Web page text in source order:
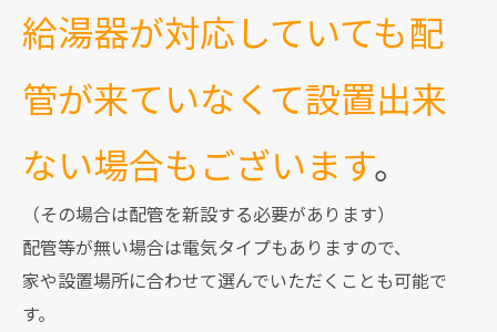
給湯器が対応していても配
管が来ていなくて設置出来
ない場合もございます。
（その場合は配管を新設する必要があります）
配管等が無い場合は電気タイプもありますので、
家や設置場所に合わせて選んでいただくことも可能で
す。